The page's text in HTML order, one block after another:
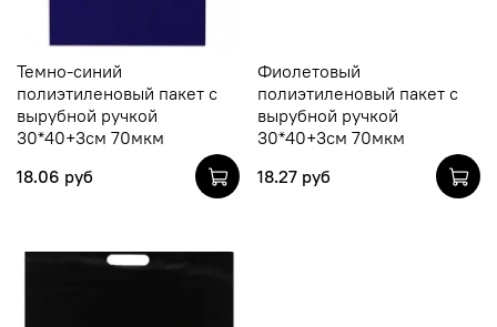
Темно-синий
полиэтиленовый пакет с
вырубной ручкой
30*40+3см 70мкм
18.06 руб
Фиолетовый
полиэтиленовый пакет с
вырубной ручкой
30*40+3см 70мкм
18.27 руб